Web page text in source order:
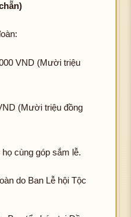
VND (Mười triệu
(Mười triệu đồng
cùng góp sắm lễ.
do Ban Lễ hội Tộc